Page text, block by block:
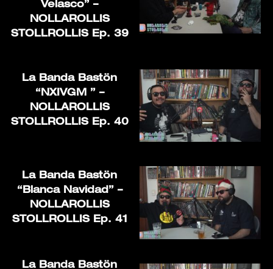
Velasco” –
NOLLAROLLIS
STOLLROLLIS Ep. 39
La Banda Bastön
“NXIVGM ” –
NOLLAROLLIS
STOLLROLLIS Ep. 40
La Banda Bastön
“Blanca Navidad” –
NOLLAROLLIS
STOLLROLLIS Ep. 41
La Banda Bastön